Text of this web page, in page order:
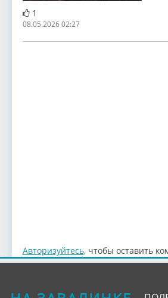
1
08.05.2026 02:27
Авторизуйтесь, чтобы оставить